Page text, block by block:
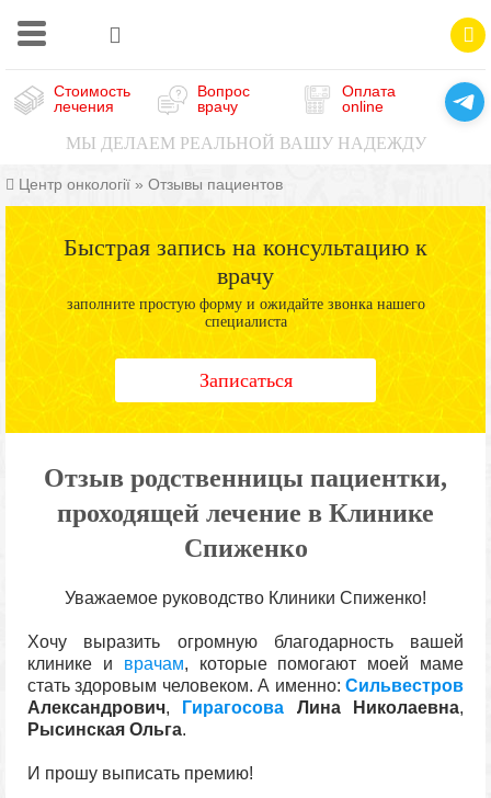
Стоимость
лечения
Вопрос
врачу
Оплата
online
МЫ ДЕЛАЕМ РЕАЛЬНОЙ ВАШУ НАДЕЖДУ
Центр онкології » Отзывы пациентов
Быстрая запись на консультацию к
врачу
заполните простую форму и ожидайте звонка нашего
специалиста
Записаться
Отзыв родственницы пациентки,
проходящей лечение в Клинике
Спиженко
Уважаемое руководство Клиники Спиженко!
Хочу выразить огромную благодарность вашей
клинике и врачам, которые помогают моей маме
стать здоровым человеком. А именно: Сильвестров
Александрович, Гирагосова Лина Николаевна,
Рысинская Ольга.
И прошу выписать премию!